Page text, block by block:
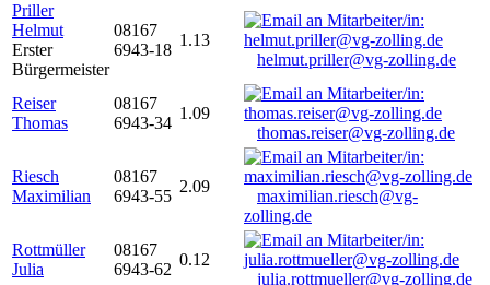
Priller
Helmut
Erster
Bürgermeister
08167
6943-18
1.13
helmut.priller@vg-zolling.de
Reiser
Thomas
08167
6943-34
1.09
thomas.reiser@vg-zolling.de
Riesch
Maximilian
08167
6943-55
2.09
maximilian.riesch@vg-
zolling.de
Rottmüller
Julia
08167
6943-62
0.12
julia.rottmueller@vg-zolling.de